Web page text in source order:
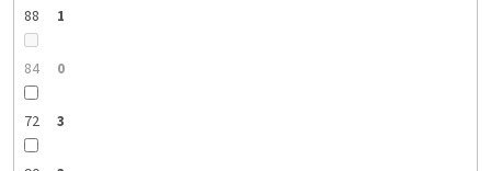
88 1
84 0
72 3